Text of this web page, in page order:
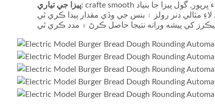
پيزا جي تياري